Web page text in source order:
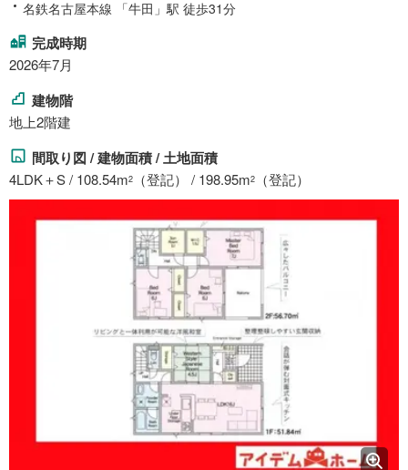
名鉄名古屋本線 「牛田」駅 徒歩31分
完成時期
2026年7月
建物階
地上2階建
間取り図 / 建物面積 / 土地面積
4LDK＋S / 108.54m2 （登記） / 198.95m2 （登記）